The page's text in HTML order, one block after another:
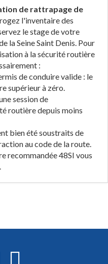
de rattrapage de
l'inventaire des
le stage de votre
la Seine Saint Denis. Pour
à la sécurité routière
:
de conduire valide : le
supérieur à zéro.
session de
routière depuis moins
bien été soustraits de
au code de la route.
recommandée 48SI vous